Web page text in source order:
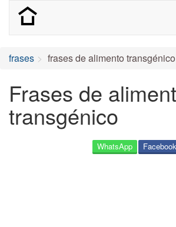
frases frases de alimento transgénico
Frases de
transgénico
Facebook
WhatsApp